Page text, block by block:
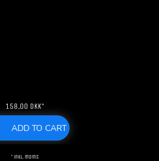
158,00 DKK*
ADD TO CART
* inkl. moms